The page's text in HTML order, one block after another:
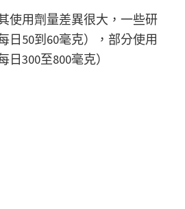
使用劑量差異很大，一些研
日50到60毫克），部分使用
300至800毫克）